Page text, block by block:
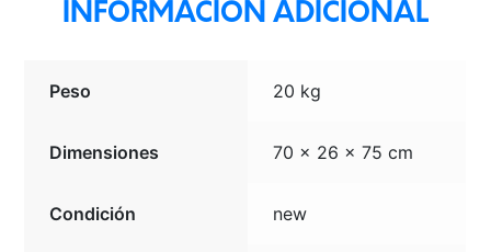
INFORMACIÓN ADICIONAL
Peso 20 kg
Dimensiones 70 × 26 × 75 cm
Condición new